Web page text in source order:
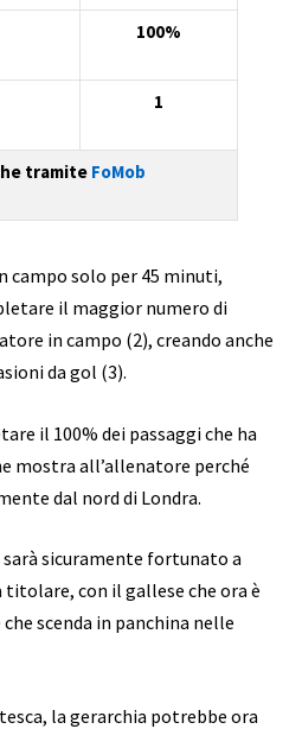
100%
1
tramite FoMob
campo solo per 45 minuti,
il maggior numero di
in campo (2), creando anche
da gol (3).
il 100% dei passaggi che ha
mostra all’allenatore perché
dal nord di Londra.
sarà sicuramente fortunato a
con il gallese che ora è
scenda in panchina nelle
la gerarchia potrebbe ora